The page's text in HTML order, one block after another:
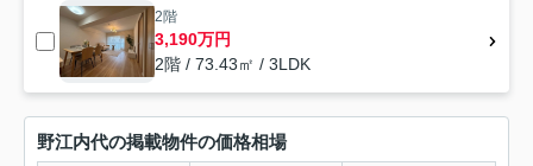
2階
3,190万円
2階 / 73.43㎡ / 3LDK
野江内代の掲載物件の価格相場